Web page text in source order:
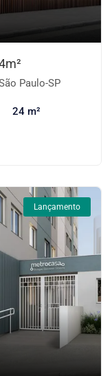
Paulo-SP
24 m²
Lançamento